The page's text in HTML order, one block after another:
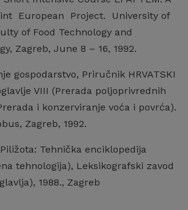
European Project. University of
of Food Technology and
Zagreb, June 8 – 16, 1992.
gospodarstvo, Priručnik HRVATSKI
VIII (Prerada poljoprivrednih
i konzerviranje voća i povrća).
Zagreb, 1992.
Tehnička enciklopedija
tehnologija), Leksikografski zavod
1988., Zagreb